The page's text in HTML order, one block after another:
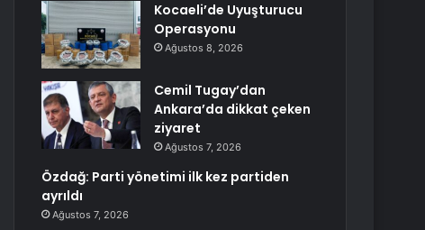
Kocaeli’de Uyuşturucu
Operasyonu
Ağustos 8, 2026
Cemil Tugay’dan
Ankara’da dikkat çeken
ziyaret
Ağustos 7, 2026
Özdağ: Parti yönetimi ilk kez partiden
ayrıldı
Ağustos 7, 2026